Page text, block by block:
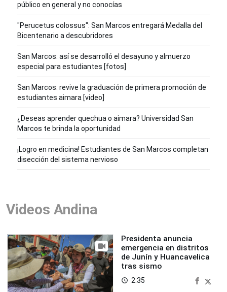
público en general y no conocías
"Perucetus colossus": San Marcos entregará Medalla del
Bicentenario a descubridores
San Marcos: así se desarrolló el desayuno y almuerzo
especial para estudiantes [fotos]
San Marcos: revive la graduación de primera promoción de
estudiantes aimara [video]
¿Deseas aprender quechua o aimara? Universidad San
Marcos te brinda la oportunidad
¡Logro en medicina! Estudiantes de San Marcos completan
disección del sistema nervioso
Videos Andina
Presidenta anuncia
emergencia en distritos
de Junín y Huancavelica
tras sismo
access_time 2:35